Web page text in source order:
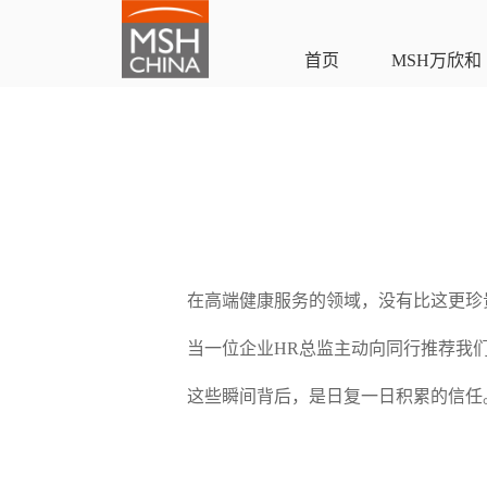
首页 MSH万欣和
在高端健康服务的领域，没有比这更
当一位企业HR总监主动向同行推荐
这些瞬间背后，是日复一日积累的信